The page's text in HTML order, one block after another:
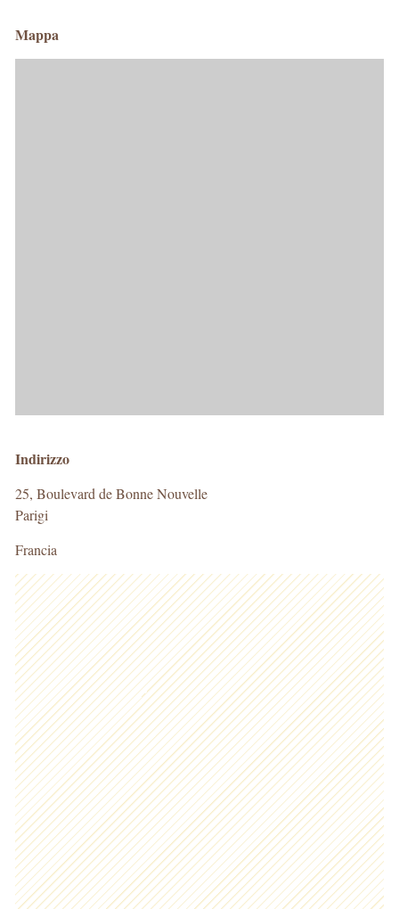
Mappa
Indirizzo
25, Boulevard de Bonne Nouvelle
Parigi
Francia